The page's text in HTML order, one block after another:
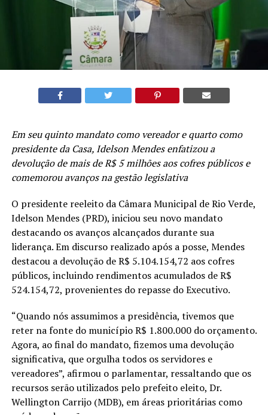
Em seu quinto mandato como vereador e quarto como
presidente da Casa, Idelson Mendes enfatizou a
devolução de mais de R$ 5 milhões aos cofres públicos e
comemorou avanços na gestão legislativa
O presidente reeleito da Câmara Municipal de Rio Verde,
Idelson Mendes (PRD), iniciou seu novo mandato
destacando os avanços alcançados durante sua
liderança. Em discurso realizado após a posse, Mendes
destacou a devolução de R$ 5.104.154,72 aos cofres
públicos, incluindo rendimentos acumulados de R$
524.154,72, provenientes do repasse do Executivo.
“Quando nós assumimos a presidência, tivemos que
reter na fonte do município R$ 1.800.000 do orçamento.
Agora, ao final do mandato, fizemos uma devolução
significativa, que orgulha todos os servidores e
vereadores”, afirmou o parlamentar, ressaltando que os
recursos serão utilizados pelo prefeito eleito, Dr.
Wellington Carrijo (MDB), em áreas prioritárias como